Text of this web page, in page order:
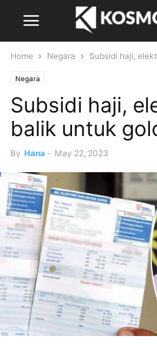
Home Negara Subsidi haji,
Negara
Subsidi haji,
balik untuk
By Hana - May 22, 2023